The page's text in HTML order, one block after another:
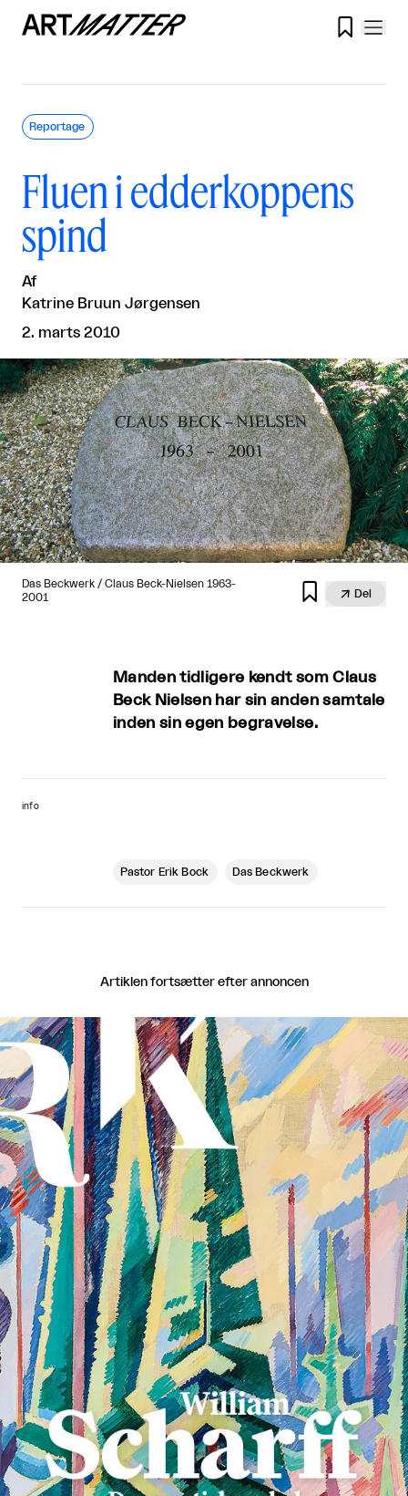

Fluen i edderkoppens
spind
Af
Katrine Bruun Jørgensen
2. marts 2010
Reportage
Das Beckwerk / Claus Beck-Nielsen 1963-
2001
  Del
Manden tidligere kendt som Claus
Beck Nielsen har sin anden samtale
inden sin egen begravelse.
info
Pastor Erik Bock Das Beckwerk
Artiklen fortsætter efter annoncen